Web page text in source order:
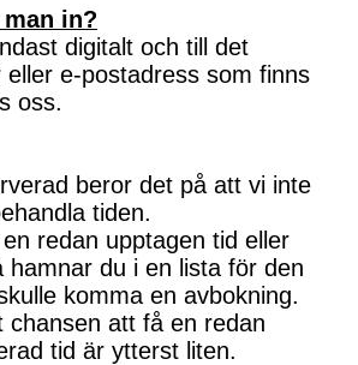
in?
digitalt och till det
eller e-postadress som finns
oss.
beror det på att vi inte
tiden.
redan upptagen tid eller
hamnar du i en lista för den
komma en avbokning.
chansen att få en redan
tid är ytterst liten.